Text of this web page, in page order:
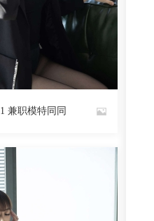
1787 阅读 0 回复
兼职模特同同